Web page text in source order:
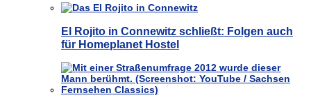
El Rojito in Connewitz schließt: Folgen auch
für Homeplanet Hostel